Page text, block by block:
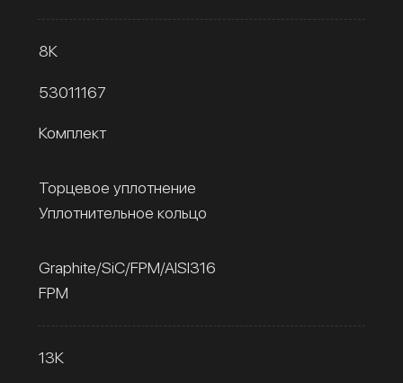
8К
53011167
Комплект
Торцевое уплотнение
Уплотнительное кольцо
Graphite/SiC/FPM/AISI316
FPM
13К